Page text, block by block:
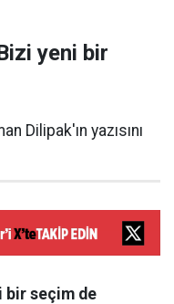
yeni bir
Dilipak'ın yazısını
bir seçim de